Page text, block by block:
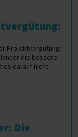
Projektvergütung:
die bessere
es darauf nicht.
Die